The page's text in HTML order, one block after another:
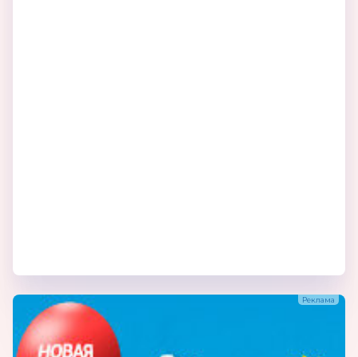
лесами Администрации Томской области. В
основном это древесина хвойных пород –
сосна и ель.
В основе важнейшей части